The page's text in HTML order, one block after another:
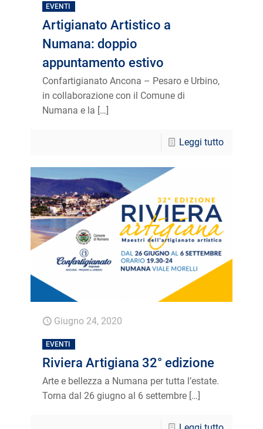
EVENTI
Artigianato Artistico a
Numana: doppio
appuntamento estivo
Confartigianato Ancona – Pesaro e Urbino,
in collaborazione con il Comune di
Numana e la […]
Leggi tutto
Giugno 24, 2020
EVENTI
Riviera Artigiana 32° edizione
Arte e bellezza a Numana per tutta l’estate.
Torna dal 26 giugno al 6 settembre […]